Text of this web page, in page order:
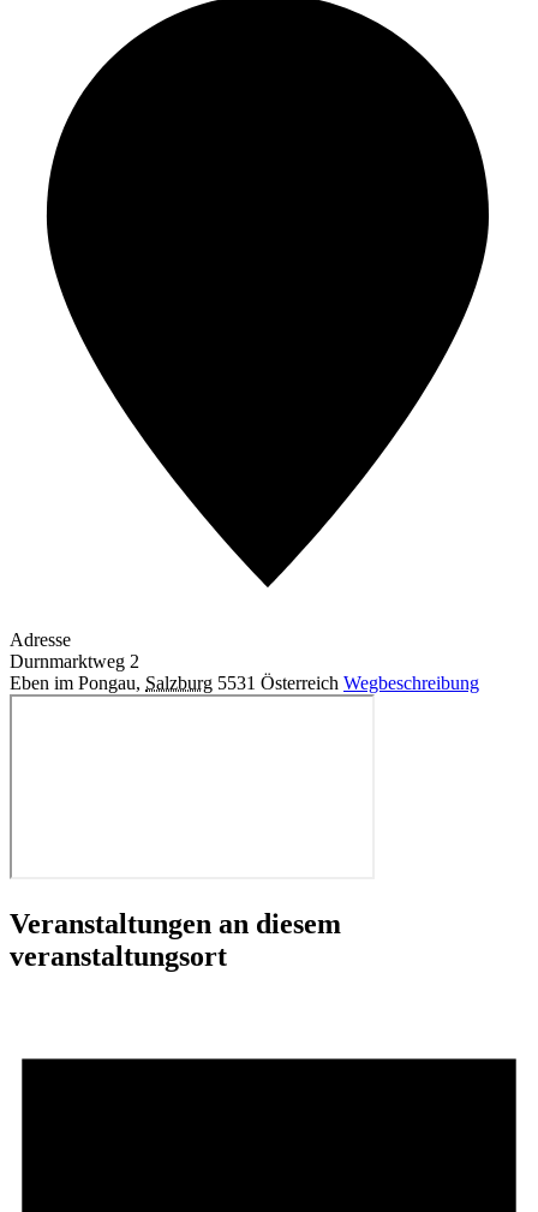
Adresse
Durnmarktweg 2
Eben im Pongau, Salzburg 5531 Österreich Wegbeschreibung
Veranstaltungen an diesem
veranstaltungsort